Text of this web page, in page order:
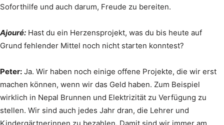
Soforthilfe und auch darum, Freude zu bereiten.
Ajouré: Hast du ein Herzensprojekt, was du bis heute auf
Grund fehlender Mittel noch nicht starten konntest?
Peter: Ja. Wir haben noch einige offene Projekte, die wir erst
machen können, wenn wir das Geld haben. Zum Beispiel
wirklich in Nepal Brunnen und Elektrizität zu Verfügung zu
stellen. Wir sind auch jedes Jahr dran, die Lehrer und